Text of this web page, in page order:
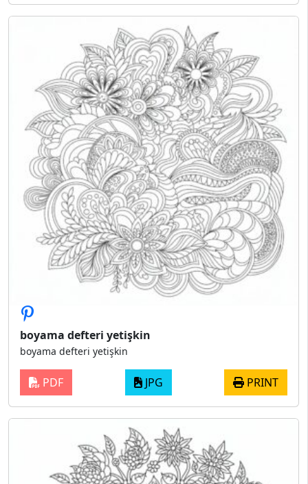
boyama defteri yetişkin
boyama defteri yetişkin
PDF JPG PRINT